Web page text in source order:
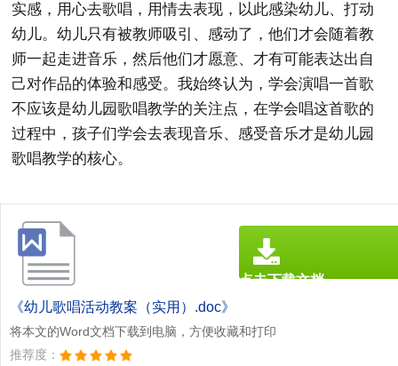
实感，用心去歌唱，用情去表现，以此感染幼儿、打动
幼儿。幼儿只有被教师吸引、感动了，他们才会随着教
师一起走进音乐，然后他们才愿意、才有可能表达出自
己对作品的体验和感受。我始终认为，学会演唱一首歌
不应该是幼儿园歌唱教学的关注点，在学会唱这首歌的
过程中，孩子们学会去表现音乐、感受音乐才是幼儿园
歌唱教学的核心。
《幼儿歌唱活动教案（实用）.doc》
将本文的Word文档下载到电脑，方便收藏和打印
推荐度：
点击下载文档